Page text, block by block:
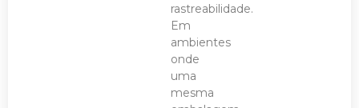
rastreabilidade.
Em
ambientes
onde
uma
mesma